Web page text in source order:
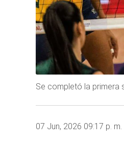
Se completó la primera
07 Jun, 2026 09:17 p. m.